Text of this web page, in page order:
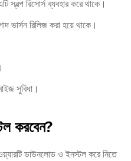
স্বল্প রিসোর্স ব্যবহার করে থাকে।
ভার্সন রিলিজ করা হয়ে থাকে।
সুবিধা।
করবেন?
ডাউনলোড ও ইনস্টল করে নিতে